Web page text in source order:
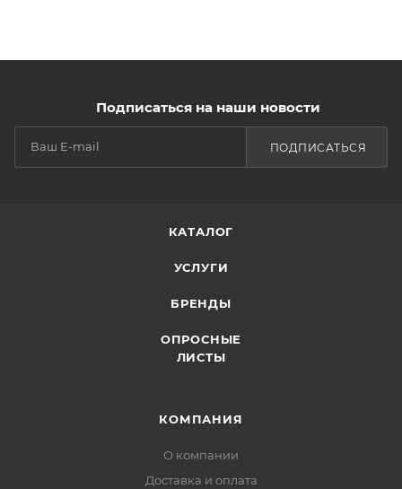
Подписаться на наши новости
ПОДПИСАТЬСЯ
КАТАЛОГ
УСЛУГИ
БРЕНДЫ
ОПРОСНЫЕ
ЛИСТЫ
КОМПАНИЯ
О компании
Доставка и оплата